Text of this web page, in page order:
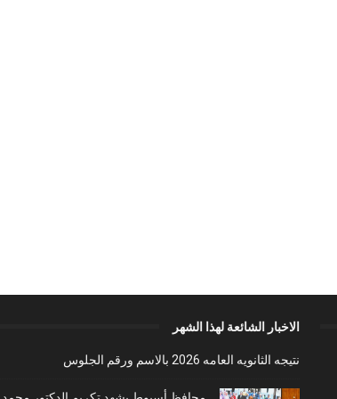
الاخبار الشائعة لهذا الشهر
نتيجه الثانويه العامه 2026 بالاسم ورقم الجلوس